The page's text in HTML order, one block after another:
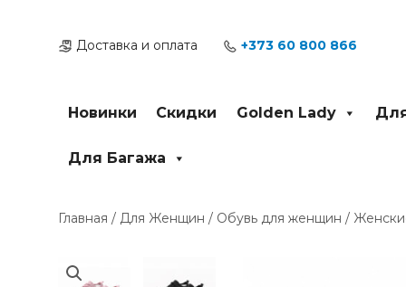
содержимомуДоставка и оплата +373 60 800 866
Новинки Скидки Golden Lady
Для Багажа
Главная / Для Женщин / Обувь для женщин /